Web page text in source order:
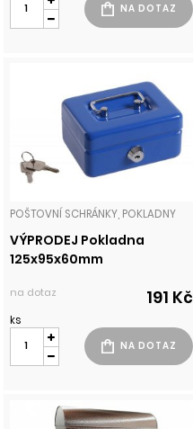
POŠTOVNÍ SCHRÁNKY, POKLADNY
VÝPRODEJ Pokladna
125x95x60mm
na dotaz 191 Kč
ks